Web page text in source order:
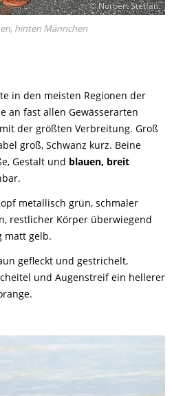
© Norbert Steffan
hinten Männchen
in den meisten Regionen der
an fast allen Gewässerarten
der größten Verbreitung. Groß
groß, Schwanz kurz. Beine
Gestalt und blauen, breit
metallisch grün, schmaler
restlicher Körper überwiegend
matt gelb.
gefleckt und gestrichelt,
und Augenstreif ein hellerer